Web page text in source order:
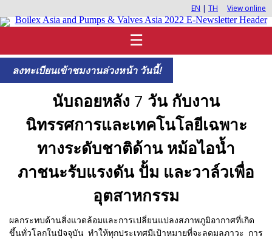
EN | TH View online
☰
ลงทะเบียนเข้าชมงานล่วงหน้า วันนี้!
นับถอยหลัง 7 วัน กับงาน
นิทรรศการและเทคโนโลยีเฉพาะ
ทางระดับชาติด้าน หม้อไอน้ำ
ภาชนะรับแรงดัน ปั้ม และวาล์วเพื่อ
อุตสาหกรรม
ผลกระทบด้านสิ่งแวดล้อมและการเปลี่ยนแปลงสภาพภูมิอากาศที่เกิด
ขึ้นทั่วโลกในปัจจุบัน ทำให้ทุกประเทศมีเป้าหมายที่จะลดมลภาวะ การ